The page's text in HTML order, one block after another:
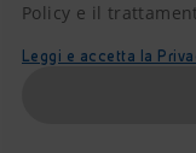
Policy e il
Leggi e accetta la